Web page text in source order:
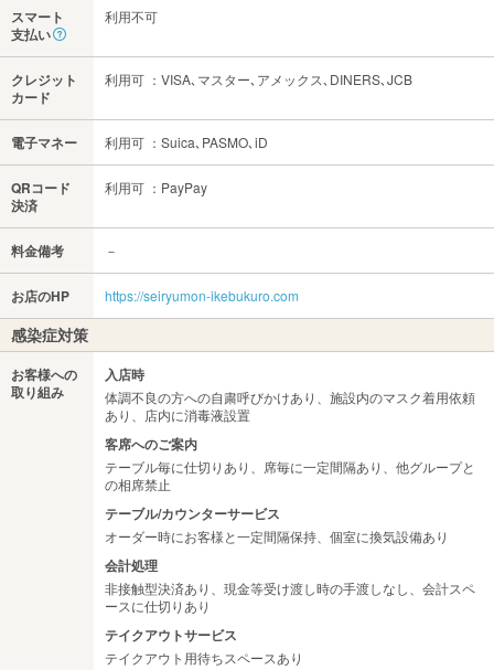
スマート
支払い
利用不可
クレジット
カード
利用可 ：VISA､マスター､アメックス､DINERS､JCB
電子マネー 利用可 ：Suica､PASMO､iD
QRコード
決済
利用可 ：PayPay
料金備考 －
お店のHP https://seiryumon-ikebukuro.com
感染症対策
お客様への
取り組み
入店時
体調不良の方への自粛呼びかけあり、施設内のマスク着用依頼
あり、店内に消毒液設置
客席へのご案内
テーブル毎に仕切りあり、席毎に一定間隔あり、他グループと
の相席禁止
テーブル/カウンターサービス
オーダー時にお客様と一定間隔保持、個室に換気設備あり
会計処理
非接触型決済あり、現金等受け渡し時の手渡しなし、会計スペ
ースに仕切りあり
テイクアウトサービス
テイクアウト用待ちスペースあり